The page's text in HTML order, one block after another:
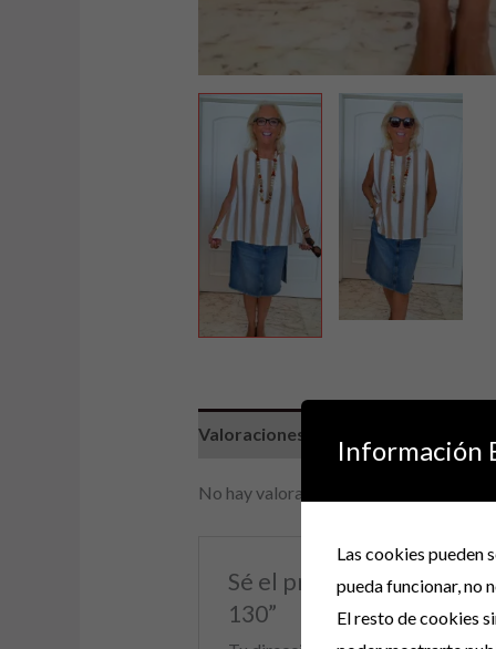
Valoraciones (0)
No hay valoraciones aún.
Sé el primero en valorar
130”
Información
Las cookies pueden
pueda funcionar, no
El resto de cookies